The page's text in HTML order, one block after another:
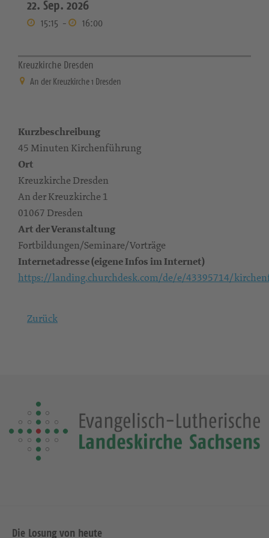
22. Sep. 2026
15:15 - 16:00
Kreuzkirche Dresden
An der Kreuzkirche 1 Dresden
Kurzbeschreibung
45 Minuten Kirchenführung
Ort
Kreuzkirche Dresden
An der Kreuzkirche 1
01067 Dresden
Art der Veranstaltung
Fortbildungen/Seminare/Vorträge
Internetadresse (eigene Infos im Internet)
https://landing.churchdesk.com/de/e/43395714/
Zurück
Die Losung von heute